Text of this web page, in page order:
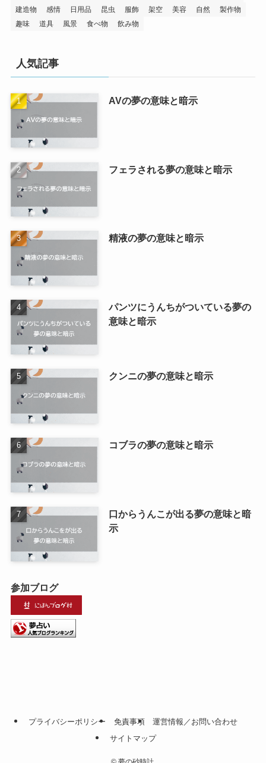
建造物
感情 日用品 昆虫 服飾 架空 美容 自然
製作物
趣味
道具 風景 食べ物 飲み物
人気記事
AVの夢の意味と暗示
フェラされる夢の意味と暗示
精液の夢の意味と暗示
パンツにうんちがついている夢の
意味と暗示
クンニの夢の意味と暗示
コブラの夢の意味と暗示
口からうんこが出る夢の意味と暗
示
参加ブログ
プライバシーポリシー 免責事項
運営情報／お問い合わせ
サイトマップ